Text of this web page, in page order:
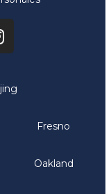
Fresno
Oakland